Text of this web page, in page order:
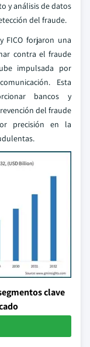
y análisis de datos
del fraude.
FICO forjaron una
contra el fraude
impulsada por
Esta
bancos y
del fraude
precisión en la
clave